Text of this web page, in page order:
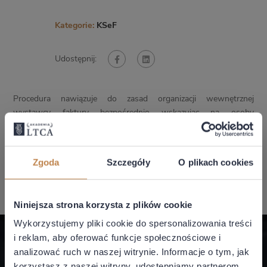
Zgoda Szczegóły O plikach cookies
Niniejsza strona korzysta z plików cookie
Wykorzystujemy pliki cookie do spersonalizowania treści
i reklam, aby oferować funkcje społecznościowe i
analizować ruch w naszej witrynie. Informacje o tym, jak
Kategorie: KSeF
Udostępnij:
Procedura nawiązuje do zasad organizacji wewnętrznej
wystawcy faktury bezpośrednio wskazując na osoby
odpowiedzialne za kwestie merytoryczne oraz formalne. W
ramach zaproponowanych zasad postępowania przewidziane
wizualizacją e-faktury, czy też ogólnych kwestii związanych z
technicznymi aspektami wysyłki faktur do KSeF.